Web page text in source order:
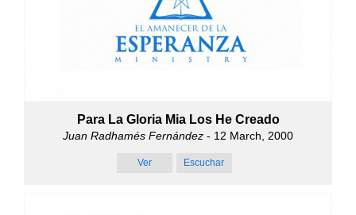
Para La Gloria Mia Los He Creado
Juan Radhamés Fernández - 12 March, 2000
Ver Escuchar